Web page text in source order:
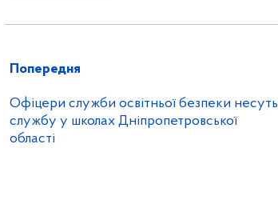
Попередня
Офіцери служби освітньої безпеки несуть
службу у школах Дніпропетровської
області